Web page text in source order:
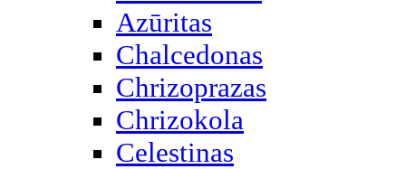
Azūritas
Chalcedonas
Chrizoprazas
Chrizokola
Celestinas